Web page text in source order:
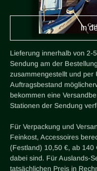
Lieferung innerhalb von 2-
Sendung am der
zusammengestellt und per
Auftragsbestand
bekommen eine
Stationen der Sendung
Für Verpackung und
Feinkost, Accessoires
(Festland) 10,50 €, ab 140
dabei sind. Für Auslands-
tatsächlichen Preis in